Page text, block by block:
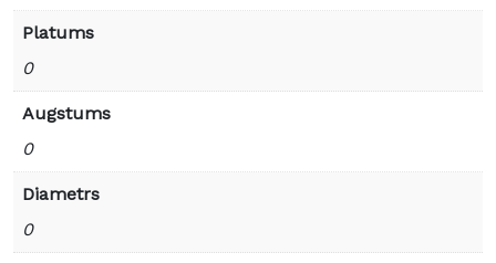
Platums
0
Augstums
0
Diametrs
0